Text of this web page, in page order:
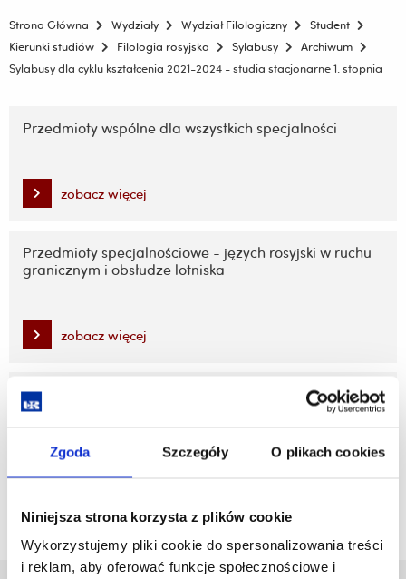
Zgoda Szczegóły O plikach cookies
Niniejsza strona korzysta z plików cookie
Wykorzystujemy pliki cookie do spersonalizowania treści
i reklam, aby oferować funkcje społecznościowe i
Strona Główna Wydziały Wydział Filologiczny
Student
Kierunki studiów
Filologia rosyjska Sylabusy
Archiwum
Sylabusy dla cyklu kształcenia 2021-2024 - studia stacjonarne 1. stopnia
nawigację
treści
Przedmioty wspólne dla wszystkich specjalności
zobacz więcej
Przedmioty specjalnościowe - języch rosyjski w ruchu
granicznym i obsłudze lotniska
zobacz więcej
Przedmioty specjalnościowe - translatoryka
zobacz więcej